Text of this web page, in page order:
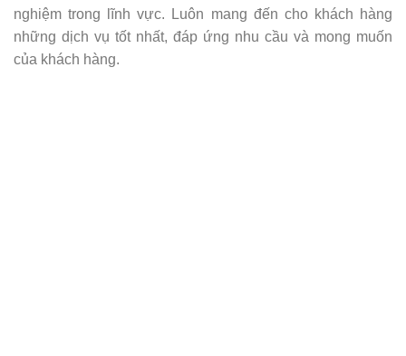
nghiệm trong lĩnh vực. Luôn mang đến cho khách hàng
những dịch vụ tốt nhất, đáp ứng nhu cầu và mong muốn
của khách hàng.